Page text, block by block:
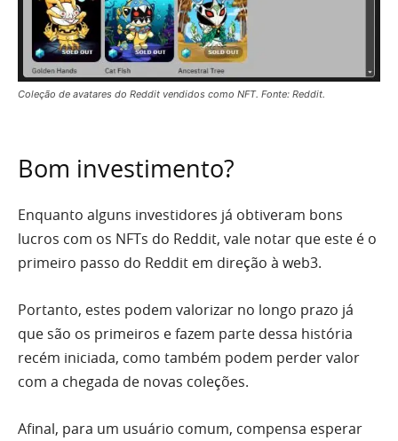
Coleção de avatares do Reddit vendidos como NFT. Fonte: Reddit.
Bom investimento?
Enquanto alguns investidores já obtiveram bons
lucros com os NFTs do Reddit, vale notar que este é o
primeiro passo do Reddit em direção à web3.
Portanto, estes podem valorizar no longo prazo já
que são os primeiros e fazem parte dessa história
recém iniciada, como também podem perder valor
com a chegada de novas coleções.
Afinal, para um usuário comum, compensa esperar